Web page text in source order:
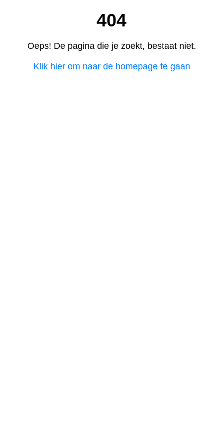
404
Oeps! De pagina die je zoekt, bestaat niet.
Klik hier om naar de homepage te gaan